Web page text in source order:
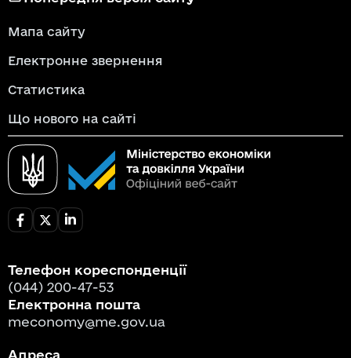
Мапа сайту
Електронне звернення
Статистика
Що нового на сайті
Телефон кореспонденції
(044) 200-47-53
Електронна пошта
meconomy@me.gov.ua
Адреса